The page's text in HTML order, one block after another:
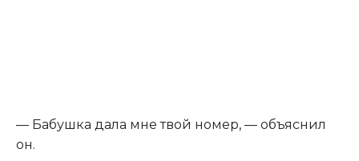
— Бабушка дала мне твой номер, — объяснил
он.